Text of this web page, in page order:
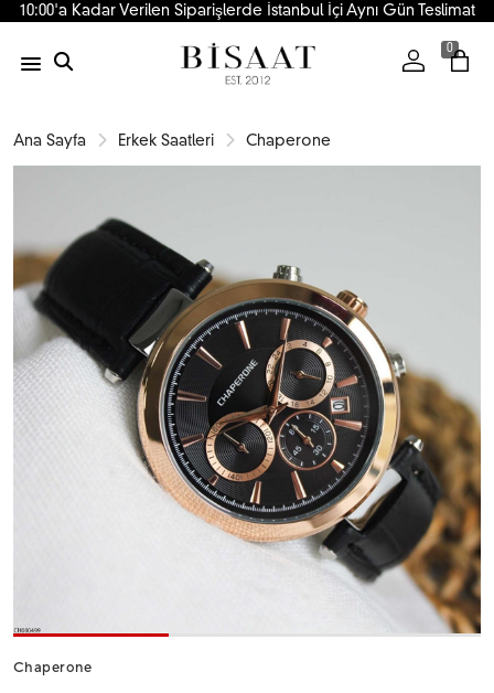
10:00'a Kadar Verilen Siparişlerde İstanbul İçi Aynı Gün Teslimat
0
Ana Sayfa Erkek Saatleri Chaperone
Chaperone